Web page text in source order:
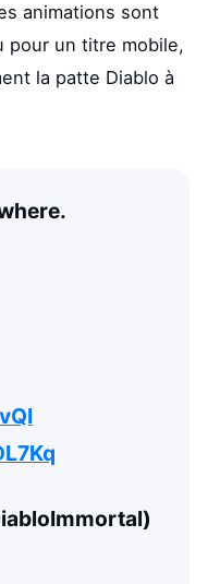
animations sont
pour un titre mobile,
la patte Diablo à